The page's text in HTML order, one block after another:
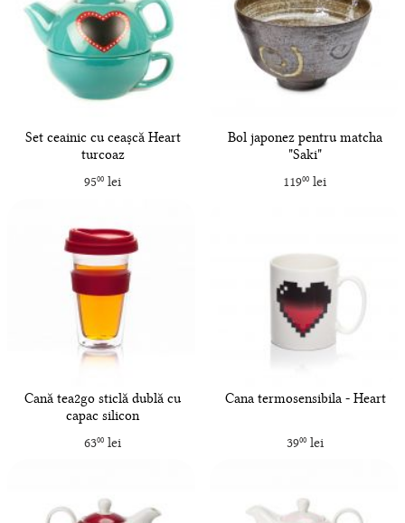
Set ceainic cu ceașcă Heart
turcoaz
9500lei
Bol japonez pentru matcha
"Saki"
11900 lei
Cană tea2go sticlă dublă cu
capac silicon
6300lei
Cana termosensibila - Heart
3900lei